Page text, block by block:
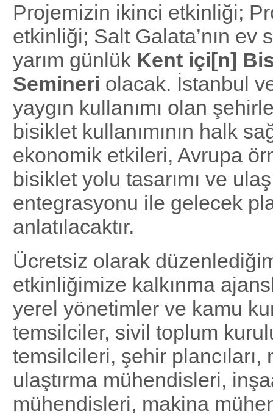
Projemizin ikinci etkinliği;
etkinliği; Salt Galata’nın ev
yarım günlük Kent içi[n]
Semineri olacak. İstanbul
yaygın kullanımı olan
bisiklet kullanımının halk
ekonomik etkileri, Avrupa
bisiklet yolu tasarımı ve
entegrasyonu ile gelecek
anlatılacaktır.
Ücretsiz olarak
etkinliğimize kalkınma
yerel yönetimler ve kamu
temsilciler, sivil toplum
temsilcileri, şehir plancıları,
ulaştırma mühendisleri,
mühendisleri, makina